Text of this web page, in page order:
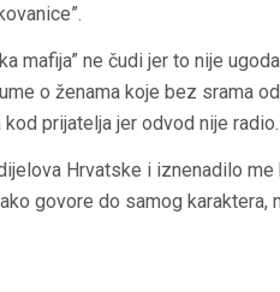
mafija” ne čudi jer to nije
o ženama koje bez srama
prijatelja jer odvod nije radio.
Hrvatske i iznenadilo
govore do samog karaktera,